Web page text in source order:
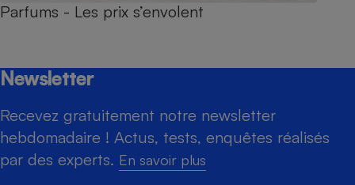
Parfums - Les prix s’envolent
Newsletter
Recevez gratuitement notre newsletter
hebdomadaire ! Actus, tests, enquêtes réalisés
par des experts. En savoir plus